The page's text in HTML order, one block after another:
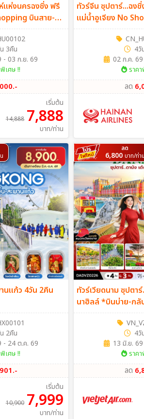
แห่งนครฉงชิ่ง ฟรี
บินสาย-
3คืน
- 03 ก.ย. 69
เศษ !!
เริ่มต้น
14,888 7,888
บาท/ท่าน
ทัวร์จีน ซุปตาร์...ฉง
แม่น้ำอูเจียง No
กลับเช้า 4วัน 3คืน
4วั
02 ก.ค.
ราคา
ลด
นแก้ว 4วัน 2คืน
2คืน
- 24 ต.ค. 69
เศษ !!
เริ่มต้น
10,900 7,999
บาท/ท่าน
ลด
6,800 บาท/ท่าน
ทัวร์เวียดนาม ซุปตา
นาฮิลล์ *บินบ่าย-กลั
(VZ)
4วั
13 มิ.ย.
ราคา
ลด